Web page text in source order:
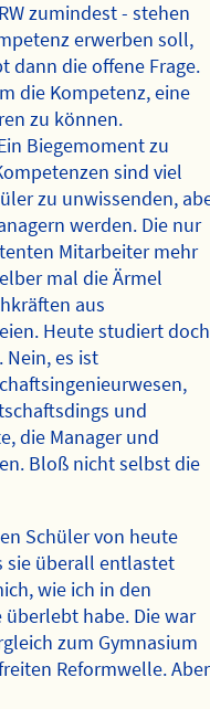
zumindest - stehen
erwerben soll,
dann die offene Frage.
die Kompetenz, eine
zu können.
Biegemoment zu
sind viel
zu unwissenden,
werden. Die nur
Mitarbeiter mehr
mal die Ärmel
aus
Heute studiert doch
Nein, es ist
und
die Manager und
Bloß nicht selbst die
Schüler von heute
sie überall entlastet
wie ich in den
überlebt habe. Die war
zum Gymnasium
Reformwelle. Aber